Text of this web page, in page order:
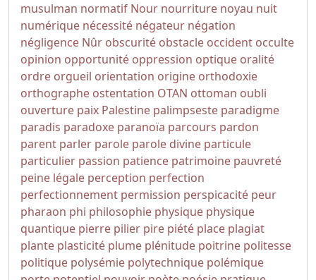
musulman normatif Nour nourriture noyau nuit
numérique nécessité négateur négation
négligence Nûr obscurité obstacle occident occulte
opinion opportunité oppression optique oralité
ordre orgueil orientation origine orthodoxie
orthographe ostentation OTAN ottoman oubli
ouverture paix Palestine palimpseste paradigme
paradis paradoxe paranoïa parcours pardon
parent parler parole parole divine particule
particulier passion patience patrimoine pauvreté
peine légale perception perfection
perfectionnement permission perspicacité peur
pharaon phi philosophie physique physique
quantique pierre pilier pire piété place plagiat
plante plasticité plume plénitude poitrine politesse
politique polysémie polytechnique polémique